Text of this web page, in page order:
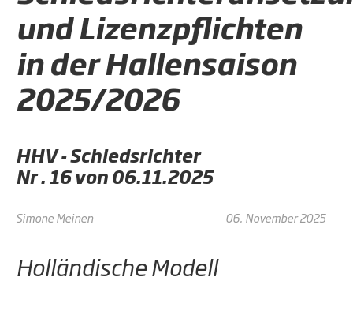
und Lizenzpflichten
in der Hallensaison
2025/2026
HHV - Schiedsrichter
Nr . 16 von 06.11.2025
Simone Meinen 06. November 2025
Holländische Modell